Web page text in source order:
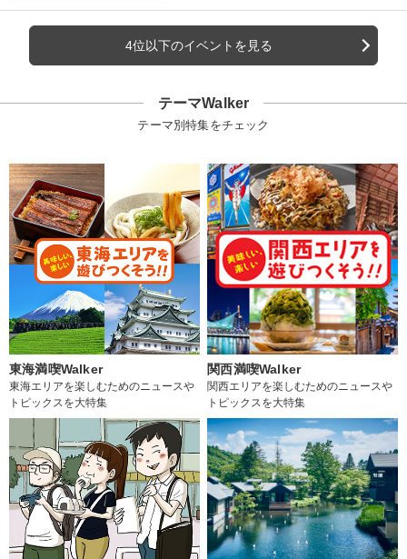
4位以下のイベントを見る
テーマWalker
テーマ別特集をチェック
東海満喫Walker
東海エリアを楽しむためのニュースや
トピックスを大特集
関西満喫Walker
関西エリアを楽しむためのニュースや
トピックスを大特集